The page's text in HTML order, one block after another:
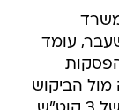
עומד
הביקוש